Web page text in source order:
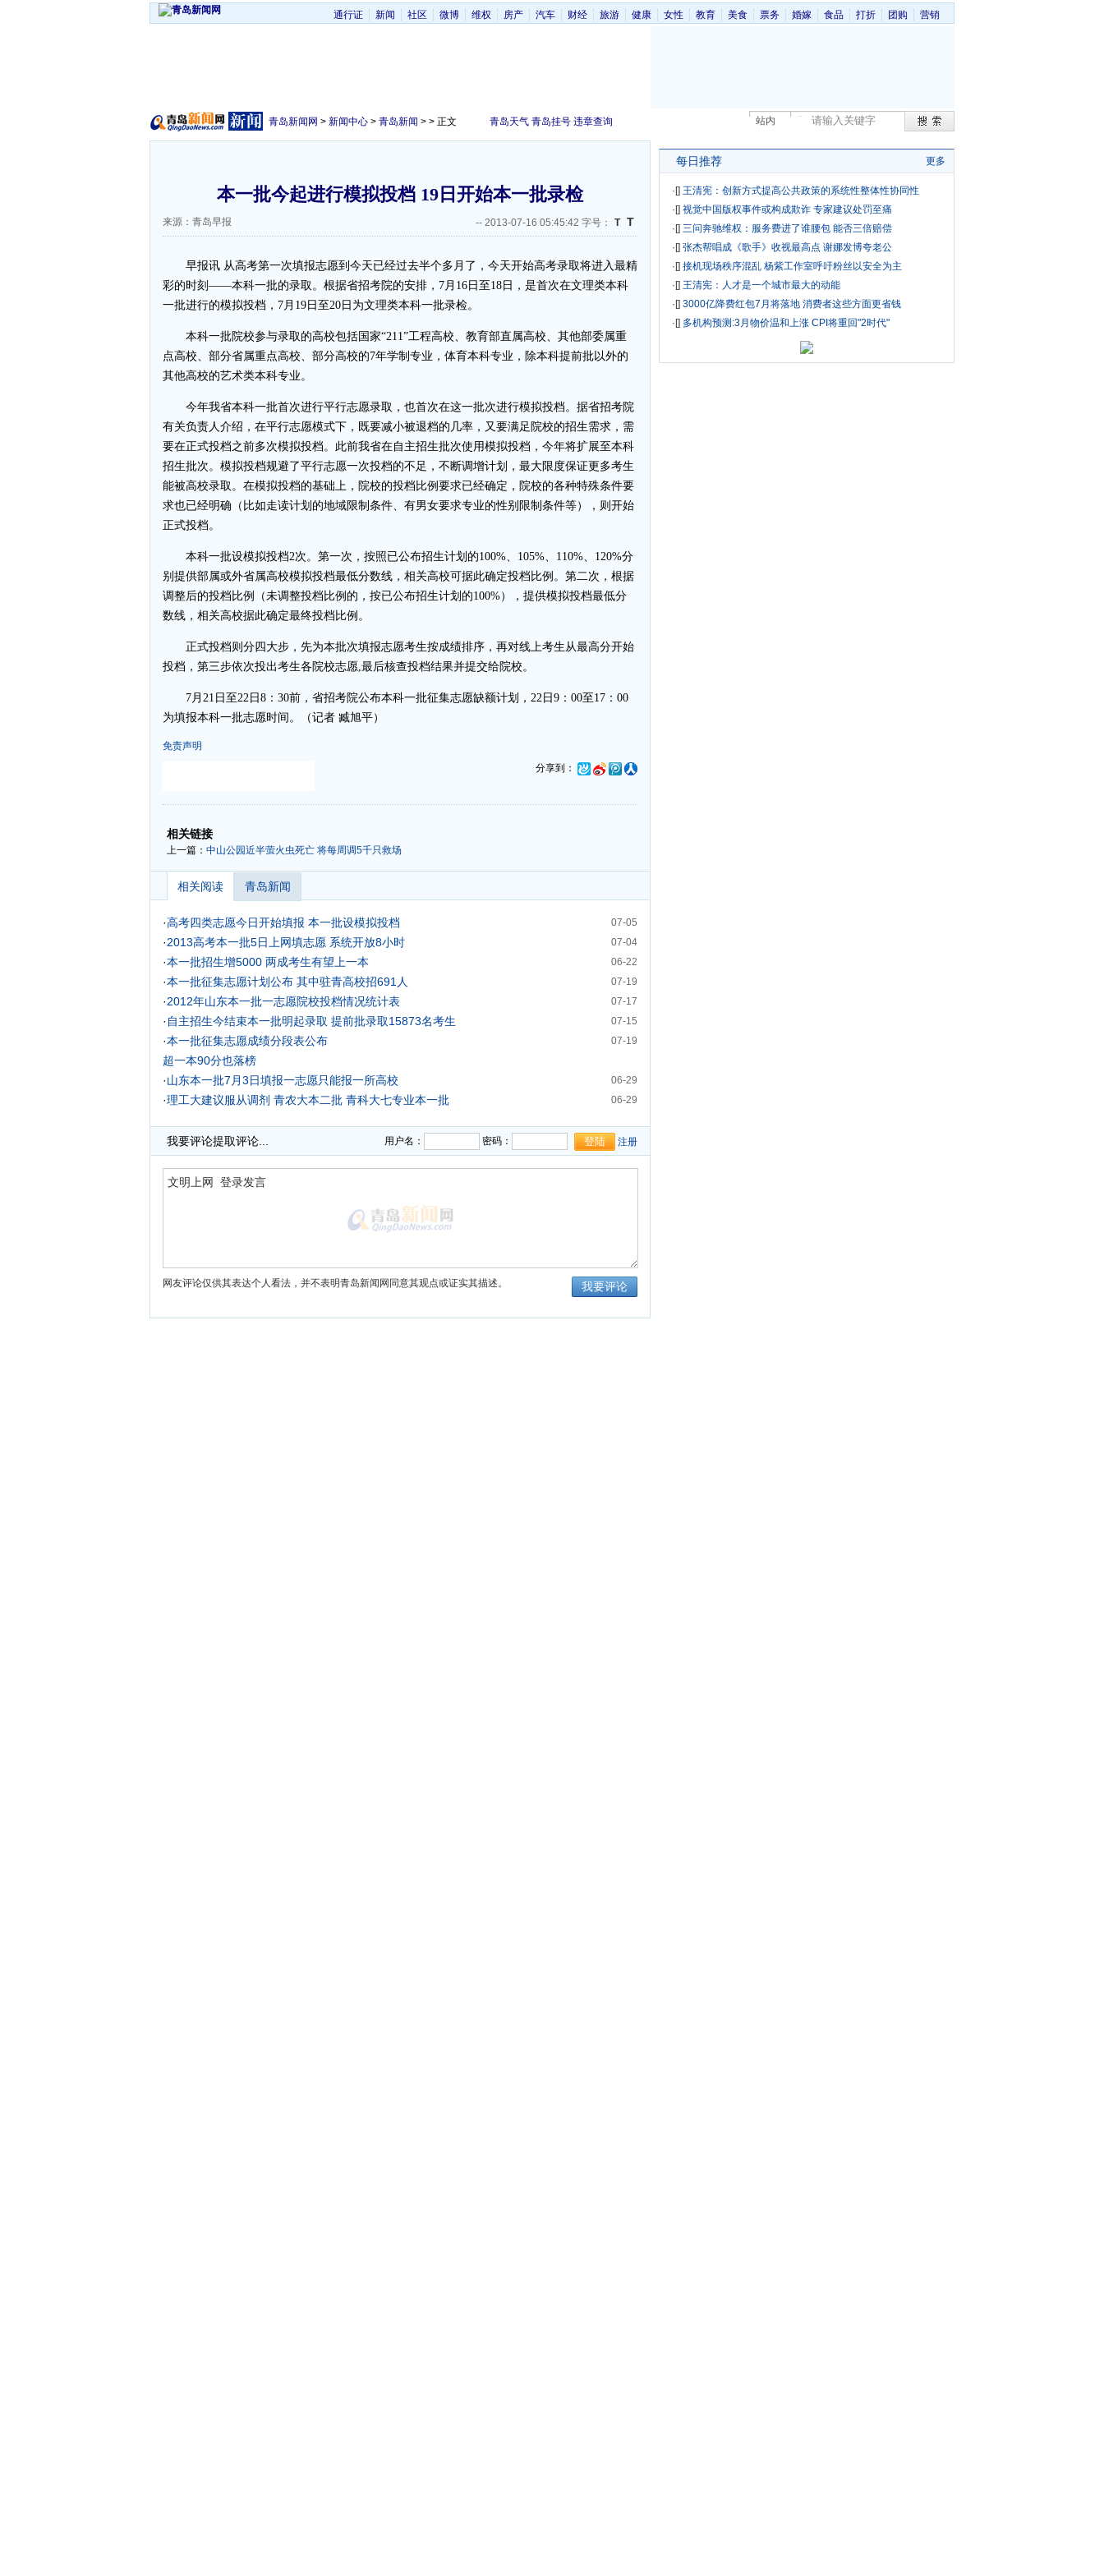
通行证 新闻 社区 微博 维权 房产 汽车 财经 旅游 健康 女性 教育 美食 票务 婚嫁 食品 打折 团购 营销
站内
青岛新闻网 > 新闻中心 > 青岛新闻 > > 正文 青岛天气 青岛挂号 违章查询
本一批今起进行模拟投档 19日开始本一批录检
来源：青岛早报 -- 2013-07-16 05:45:42 字号： T T
早报讯 从高考第一次填报志愿到今天已经过去半个多月了，今天开始高考录取将进入最精
彩的时刻——本科一批的录取。根据省招考院的安排，7月16日至18日，是首次在文理类本科
一批进行的模拟投档，7月19日至20日为文理类本科一批录检。
本科一批院校参与录取的高校包括国家“211”工程高校、教育部直属高校、其他部委属重
点高校、部分省属重点高校、部分高校的7年学制专业，体育本科专业，除本科提前批以外的
其他高校的艺术类本科专业。
今年我省本科一批首次进行平行志愿录取，也首次在这一批次进行模拟投档。据省招考院
有关负责人介绍，在平行志愿模式下，既要减小被退档的几率，又要满足院校的招生需求，需
要在正式投档之前多次模拟投档。此前我省在自主招生批次使用模拟投档，今年将扩展至本科
招生批次。模拟投档规避了平行志愿一次投档的不足，不断调增计划，最大限度保证更多考生
能被高校录取。在模拟投档的基础上，院校的投档比例要求已经确定，院校的各种特殊条件要
求也已经明确（比如走读计划的地域限制条件、有男女要求专业的性别限制条件等），则开始
正式投档。
本科一批设模拟投档2次。第一次，按照已公布招生计划的100%、105%、110%、120%分
别提供部属或外省属高校模拟投档最低分数线，相关高校可据此确定投档比例。第二次，根据
调整后的投档比例（未调整投档比例的，按已公布招生计划的100%），提供模拟投档最低分
数线，相关高校据此确定最终投档比例。
正式投档则分四大步，先为本批次填报志愿考生按成绩排序，再对线上考生从最高分开始
投档，第三步依次投出考生各院校志愿,最后核查投档结果并提交给院校。
7月21日至22日8：30前，省招考院公布本科一批征集志愿缺额计划，22日9：00至17：00
为填报本科一批志愿时间。（记者 臧旭平）
免责声明
分享到：
-
相关链接
上一篇： 中山公园近半萤火虫死亡 将每周调5千只救场
相关阅读 青岛新闻
07-05
·高考四类志愿今日开始填报 本一批设模拟投档
07-04
·2013高考本一批5日上网填志愿 系统开放8小时
06-22
·本一批招生增5000 两成考生有望上一本
07-19
·本一批征集志愿计划公布 其中驻青高校招691人
07-17
·2012年山东本一批一志愿院校投档情况统计表
07-15
· 自主招生今结束本一批明起录取 提前批录取15873名考生
07-19
·本一批征集志愿成绩分段表公布
超一本90分也落榜
06-29
·山东本一批7月3日填报一志愿只能报一所高校
06-29
·理工大建议服从调剂 青农大本二批 青科大七专业本一批
05-29
今年高考能填8次志愿 本一批增一次征集志愿机会
我要评论提取评论... 用户名： 密码： 注册
网友评论仅供其表达个人看法，并不表明青岛新闻网同意其观点或证实其描述。
每日推荐 更多
·[] 王清宪：创新方式提高公共政策的系统性整体性协同性
·[] 视觉中国版权事件或构成欺诈 专家建议处罚至痛
·[] 三问奔驰维权：服务费进了谁腰包 能否三倍赔偿
·[] 张杰帮唱成《歌手》收视最高点 谢娜发博夸老公
·[] 接机现场秩序混乱 杨紫工作室呼吁粉丝以安全为主
·[] 王清宪：人才是一个城市最大的动能
·[] 3000亿降费红包7月将落地 消费者这些方面更省钱
·[] 多机构预测:3月物价温和上涨 CPI将重回"2时代"